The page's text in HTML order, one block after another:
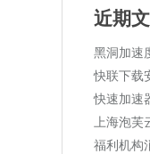
近期
黑洞加速
快联下载
快速加速
上海泡芙
福利机构